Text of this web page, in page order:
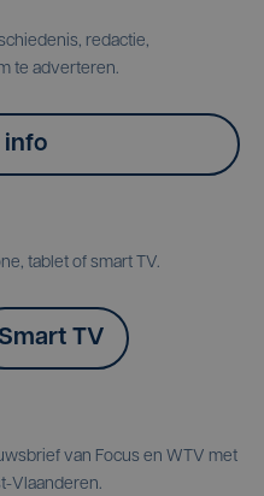
redactie,
te adverteren.
info
tablet of smart TV.
Smart TV
van Focus en WTV met
Vlaanderen.